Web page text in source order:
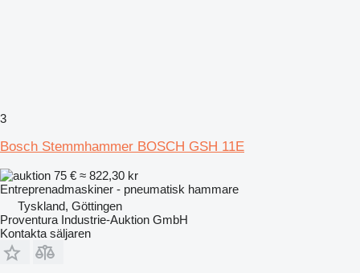
3
Bosch Stemmhammer BOSCH GSH 11E
75 € ≈ 822,30 kr
Entreprenadmaskiner - pneumatisk hammare
Tyskland, Göttingen
Proventura Industrie-Auktion GmbH
Kontakta säljaren